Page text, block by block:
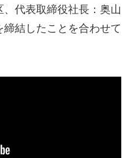
代表取締役社長：奥山
結したことを合わせて